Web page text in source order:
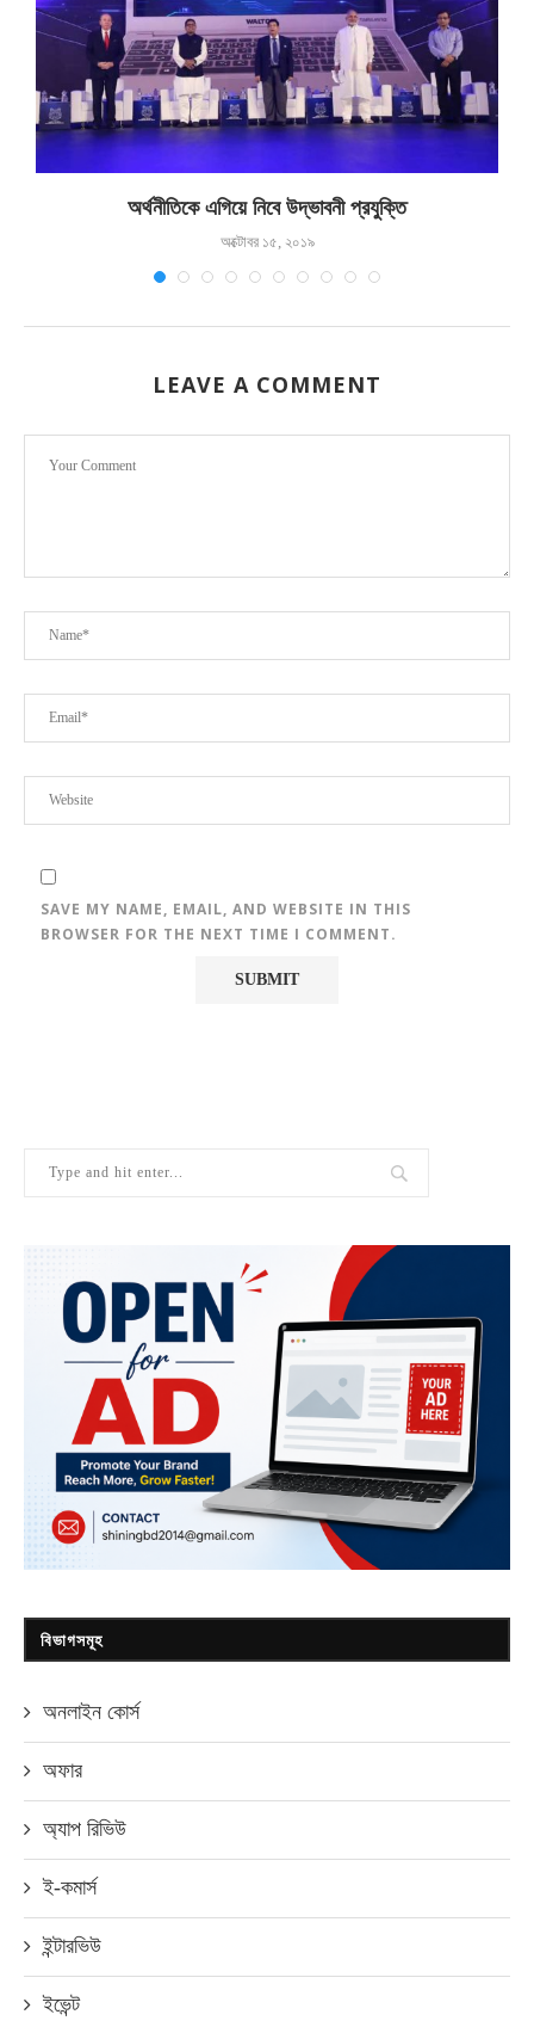
অর্থনীতিকে এগিয়ে নিবে উদ্ভাবনী প্রযুক্তি
অক্টোবর ১৫, ২০১৯
LEAVE A COMMENT
SAVE MY NAME, EMAIL, AND WEBSITE IN THIS
BROWSER FOR THE NEXT TIME I COMMENT.
বিভাগসমূহ
অনলাইন কোর্স
অফার
অ্যাপ রিভিউ
ই-কমার্স
ইন্টারভিউ
ইভেন্ট